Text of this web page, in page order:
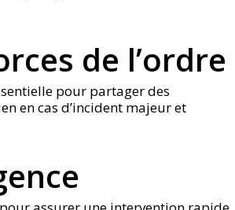
de l’ordre
pour partager des
en cas d’incident majeur et